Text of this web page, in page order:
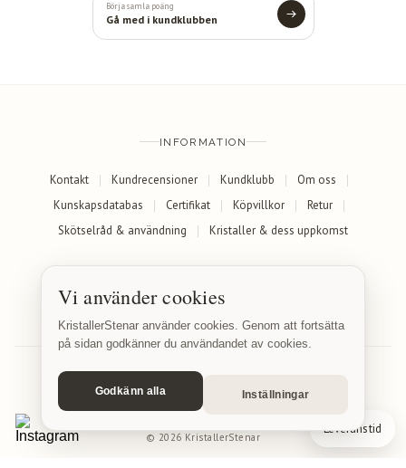
Börja samla poäng
Gå med i kundklubben
INFORMATION
Kontakt Kundrecensioner Kundklubb
Om oss
Kunskapsdatabas
Certifikat Köpvillkor
Retur
Skötselråd & användning
Kristaller & dess uppkomst
© 2026 KristallerStenar
Vi använder cookies
KristallerStenar använder cookies. Genom att fortsätta
på sidan godkänner du användandet av cookies.
Godkänn alla Inställningar